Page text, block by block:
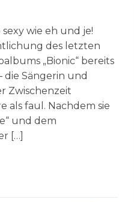
wie eh und je!
des letzten
„Bionic“ bereits
die Sängerin und
Zwischenzeit
als faul. Nachdem sie
und dem
[…]